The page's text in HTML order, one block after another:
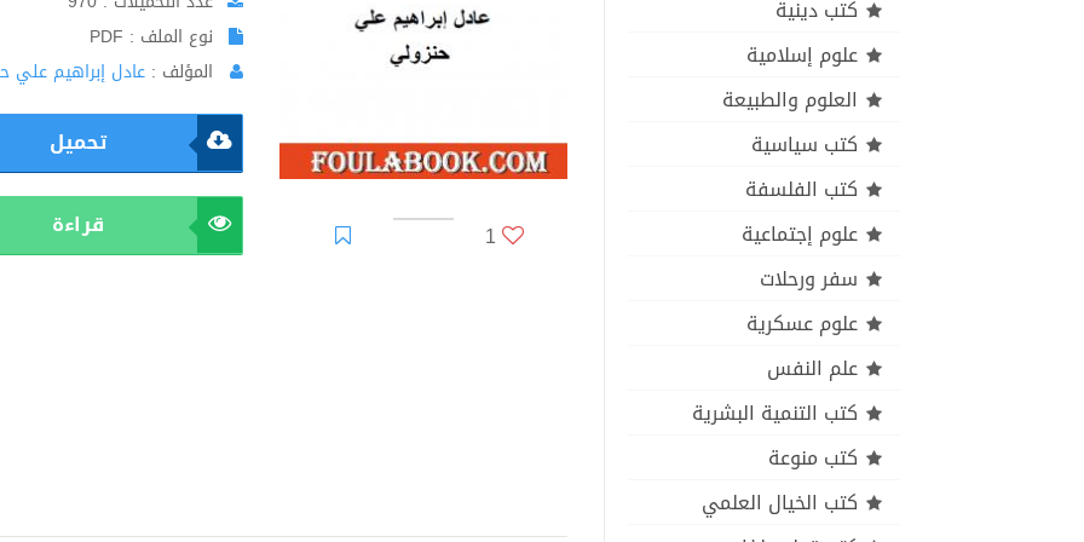
كتب دينية
علوم إسلامية
العلوم والطبيعة
كتب سياسية
كتب الفلسفة
علوم إجتماعية
سفر ورحلات
علوم عسكرية
علم النفس
كتب التنمية البشرية
كتب منوعة
كتب الخيال العلمي
1
نوع الملف : PDF
المؤلف : عادل إبراهيم علي
تحميل
قراءة